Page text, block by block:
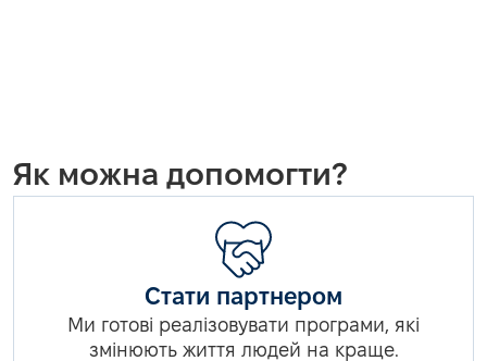
Як можна допомогти?
Стати партнером
Ми готові реалізовувати програми, які
змінюють життя людей на краще.